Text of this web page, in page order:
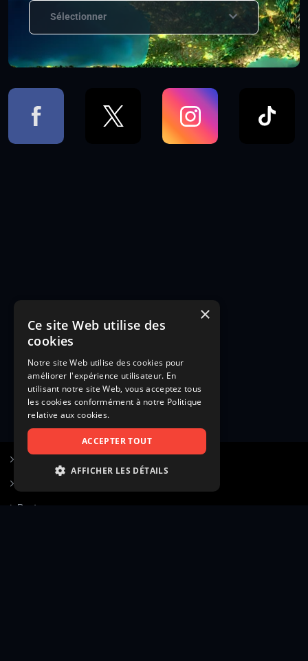
Sélectionner
Poster une annonce
×
Ce site Web utilise des
cookies
Notre site Web utilise des cookies pour
améliorer l'expérience utilisateur. En
utilisant notre site Web, vous acceptez tous
les cookies conformément à notre Politique
relative aux cookies.
ACCEPTER TOUT
AFFICHER LES DÉTAILS